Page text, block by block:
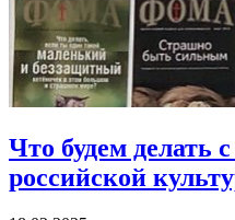
Что будем делать
российской